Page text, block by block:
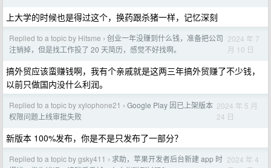
上大学的时候也是得过这个，换药跟杀猪一样，记忆深刻
Replied to a topic by Hitsme › 创业一年没赚到什么钱，准备把公司
注销掉，但是找工作投了 20 天简历，感觉不好找啊。
2024 年 7
月 10 日
搞外贸应该蛮赚钱啊，我有个亲戚就是这两三年搞外贸赚了不少钱，
以前只做国内没什么利润。
Replied to a topic by xylophone21 › Google Play 因已上架版本
权限问题上线审批失败
2024 年 5 月
24 日
新版本 100%发布，你是不是只发布了一部分？
Replied to a topic by gsky411 › 求助，苹果开发者后台新建 app 时 2024 年 4